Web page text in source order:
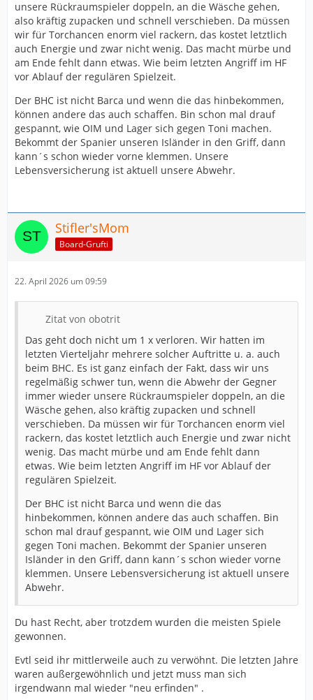
unsere Rückraumspieler doppeln, an die Wäsche gehen,
also kräftig zupacken und schnell verschieben. Da müssen
wir für Torchancen enorm viel rackern, das kostet letztlich
auch Energie und zwar nicht wenig. Das macht mürbe und
am Ende fehlt dann etwas. Wie beim letzten Angriff im HF
vor Ablauf der regulären Spielzeit.
Der BHC ist nicht Barca und wenn die das hinbekommen,
können andere das auch schaffen. Bin schon mal drauf
gespannt, wie OIM und Lager sich gegen Toni machen.
Bekommt der Spanier unseren Isländer in den Griff, dann
kann´s schon wieder vorne klemmen. Unsere
Lebensversicherung ist aktuell unsere Abwehr.
Stifler'sMom
Board-Grufti
22. April 2026 um 09:59
Zitat von obotrit
Das geht doch nicht um 1 x verloren. Wir hatten im
letzten Vierteljahr mehrere solcher Auftritte u. a. auch
beim BHC. Es ist ganz einfach der Fakt, dass wir uns
regelmäßig schwer tun, wenn die Abwehr der Gegner
immer wieder unsere Rückraumspieler doppeln, an die
Wäsche gehen, also kräftig zupacken und schnell
verschieben. Da müssen wir für Torchancen enorm viel
rackern, das kostet letztlich auch Energie und zwar nicht
wenig. Das macht mürbe und am Ende fehlt dann
etwas. Wie beim letzten Angriff im HF vor Ablauf der
regulären Spielzeit.
Der BHC ist nicht Barca und wenn die das
hinbekommen, können andere das auch schaffen. Bin
schon mal drauf gespannt, wie OIM und Lager sich
gegen Toni machen. Bekommt der Spanier unseren
Isländer in den Griff, dann kann´s schon wieder vorne
klemmen. Unsere Lebensversicherung ist aktuell unsere
Abwehr.
Du hast Recht, aber trotzdem wurden die meisten Spiele
gewonnen.
Evtl seid ihr mittlerweile auch zu verwöhnt. Die letzten Jahre
waren außergewöhnlich und jetzt muss man sich
irgendwann mal wieder "neu erfinden" .